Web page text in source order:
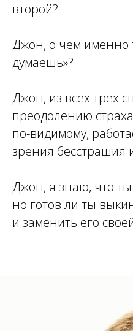
второй?
Джон, о чем именно
думаешь»?
Джон, из всех трех
преодолению
по-видимому,
зрения бесстрашия
Джон, я знаю, что
но готов ли ты
и заменить его